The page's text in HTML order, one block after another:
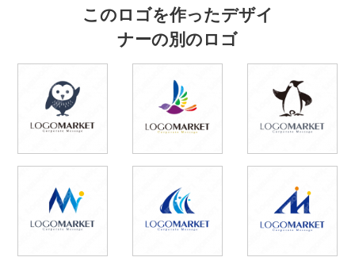
このロゴを作ったデザイ
ナーの別のロゴ